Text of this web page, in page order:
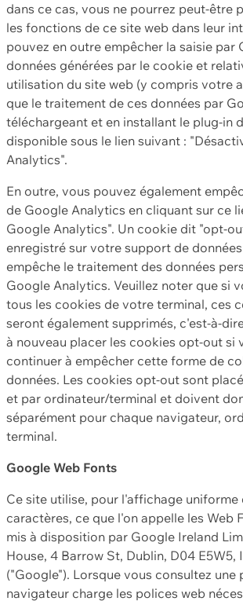
dans ce cas, vous ne pourrez peut-être
les fonctions de ce site web dans leur
pouvez en outre empêcher la saisie par
données générées par le cookie et
utilisation du site web (y compris votre
que le traitement de ces données par
téléchargeant et en installant le plug-in
disponible sous le lien suivant :
Analytics".
En outre, vous pouvez également
de Google Analytics en cliquant sur ce
Google Analytics". Un cookie dit "opt-
enregistré sur votre support de
empêche le traitement des données
Google Analytics. Veuillez noter que si
tous les cookies de votre terminal, ces
seront également supprimés, c'est-à-
à nouveau placer les cookies opt-out si
continuer à empêcher cette forme de
données. Les cookies opt-out sont
et par ordinateur/terminal et doivent
séparément pour chaque navigateur,
terminal.
Google Web Fonts
Ce site utilise, pour l'affichage uniforme
caractères, ce que l'on appelle les Web
mis à disposition par Google Ireland
House, 4 Barrow St, Dublin, D04 E5W5,
("Google"). Lorsque vous consultez une
navigateur charge les polices web